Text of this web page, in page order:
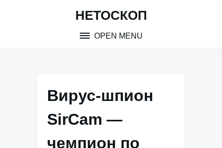
НЕТОСКОП
OPEN MENU
Вирус-шпион
SirCam —
чемпион по